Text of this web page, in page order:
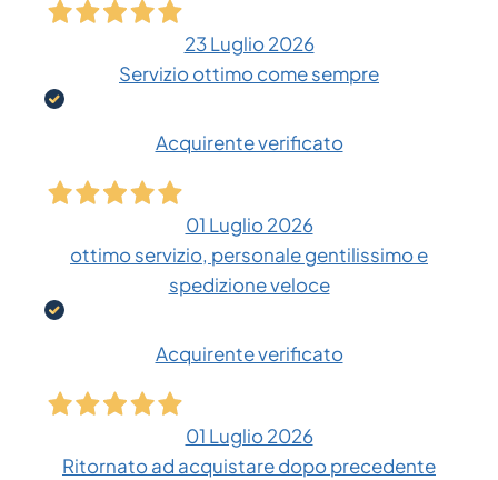
23 Luglio 2026
Servizio ottimo come sempre
Acquirente verificato
01 Luglio 2026
ottimo servizio, personale gentilissimo e
spedizione veloce
Acquirente verificato
01 Luglio 2026
Ritornato ad acquistare dopo precedente